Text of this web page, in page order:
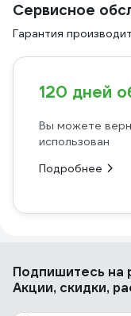
Сервисное
Гарантия
120 дней
Вы можете
использован
Подробнее
Подпишитесь на
Акции, скидки,